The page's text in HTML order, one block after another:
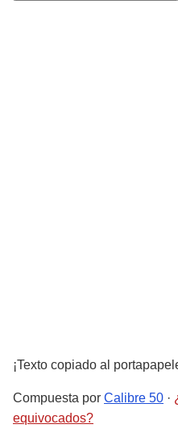
¡Texto copiado al
Compuesta por Calibre 50 ·
equivocados?